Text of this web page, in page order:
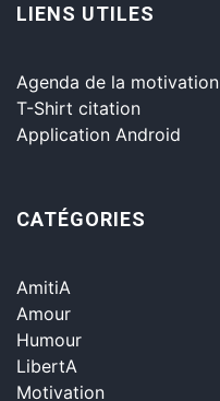
LIENS UTILES
Agenda de la motivation
T-Shirt citation
Application Android
CATÉGORIES
AmitiA
Amour
Humour
LibertA
Motivation